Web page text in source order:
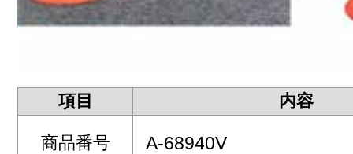
項目 内容
商品番号 A-68940V